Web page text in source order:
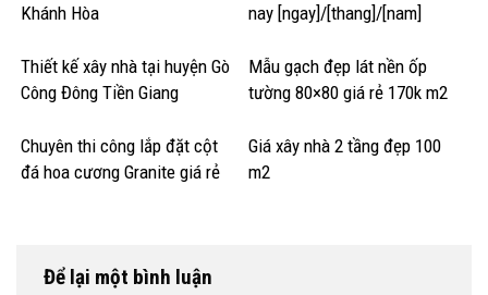
Khánh Hòa
nay [ngay]/[thang]/[nam]
Thiết kế xây nhà tại huyện Gò
Công Đông Tiền Giang
Mẫu gạch đẹp lát nền ốp
tường 80×80 giá rẻ 170k m2
Chuyên thi công lắp đặt cột
đá hoa cương Granite giá rẻ
Giá xây nhà 2 tầng đẹp 100
m2
Để lại một bình luận